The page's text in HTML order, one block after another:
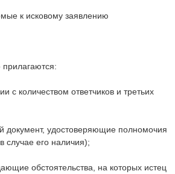
к исковому заявлению
с количеством ответчиков и третьих
документ, удостоверяющие полномочия
случае его наличия);
обстоятельства, на которых истец